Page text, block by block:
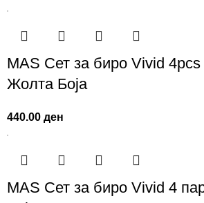
MAS Сет за биро Vivid
Жолта Боја
440.00ден
MAS Сет за биро Vivid 4